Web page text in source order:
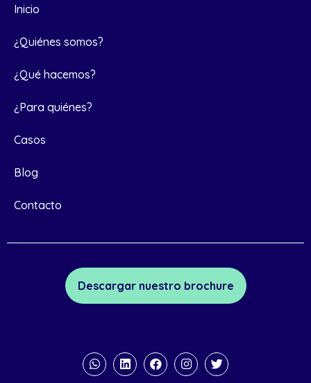
Inicio
¿Quiénes somos?
¿Qué hacemos?
¿Para quiénes?
Casos
Blog
Contacto
Descargar nuestro brochure